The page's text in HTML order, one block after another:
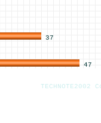
37
47